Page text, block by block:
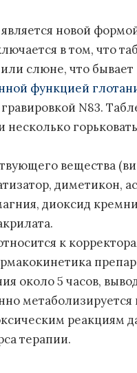
новой
в том, что
или слюне, что
функцией
гравировкой N83.
несколько
вещества
диметикон,
диоксид
к
около 5 часов,
метаболизируется
реакциям
терапии.